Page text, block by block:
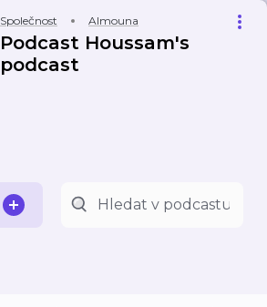
Společnost Almouna
Podcast Houssam's
podcast